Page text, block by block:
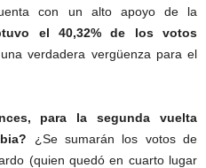
con un alto apoyo de la
el 40,32% de los votos
verdadera vergüenza para el
para la segunda vuelta
¿Se sumarán los votos de
(quien quedó en cuarto lugar